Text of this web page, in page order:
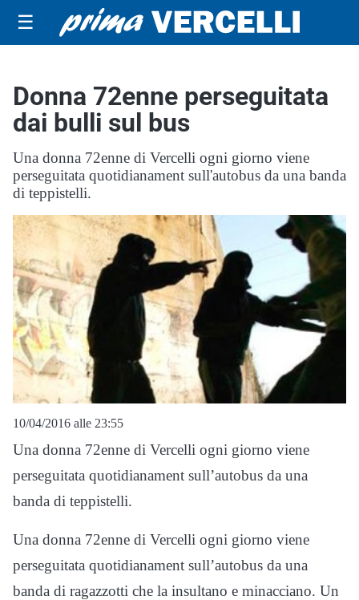
☰
Donna 72enne perseguitata
dai bulli sul bus
Una donna 72enne di Vercelli ogni giorno viene
perseguitata quotidianament sull'autobus da una banda
di teppistelli.
10/04/2016 alle 23:55
Una donna 72enne di Vercelli ogni giorno viene
perseguitata quotidianament sull’autobus da una
banda di teppistelli.
Una donna 72enne di Vercelli ogni giorno viene
perseguitata quotidianament sull’autobus da una
banda di ragazzotti che la insultano e minacciano. Un